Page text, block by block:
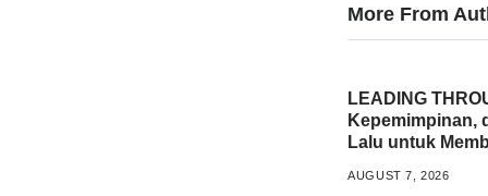
More From
LEADING
Kepemimpinan,
Lalu untuk
AUGUST 7, 2026